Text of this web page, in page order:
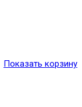
Показать корзину